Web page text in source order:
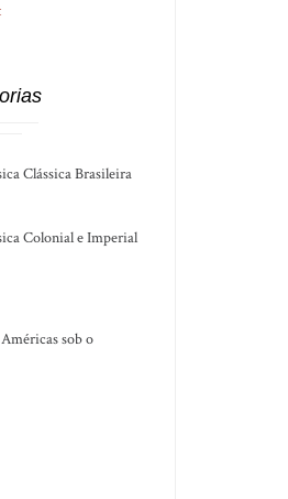
Clássica Brasileira
Colonial e Imperial
sob o